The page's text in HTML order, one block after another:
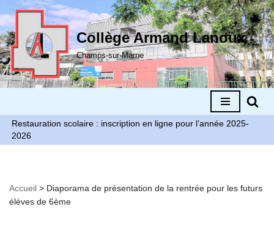
Aller
au
contenu
Collège Armand Lanoux
Champs-sur-Marne
Restauration scolaire : inscription en ligne pour l’année 2025-
2026
Accueil > Diaporama de présentation de la rentrée pour les futurs
élèves de 6ème